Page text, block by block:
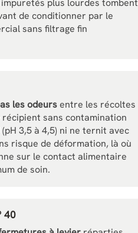
impuretés plus lourdes tombent
de conditionner par le
sans filtrage fin
les odeursentre les récoltes
sans contamination
3,5 à 4,5) ni ne ternit avec
risque de déformation, là où
sur le contact alimentaire
de soin.
40